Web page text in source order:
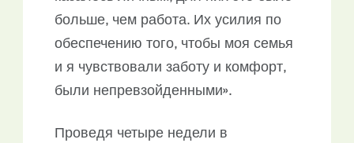
больше, чем работа. Их усилия по
обеспечению того, чтобы моя семья
и я чувствовали заботу и комфорт,
были непревзойденными».
Проведя четыре недели в